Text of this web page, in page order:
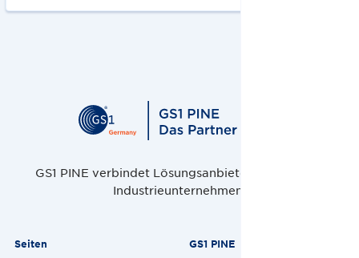
GS1 PINE verbindet Lösungsanbieter, Handel und
Industrieunternehmen.
Seiten GS1 PINE